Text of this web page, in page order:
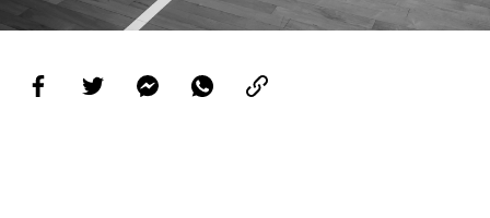
PROJETOS
LIGA BETCLIC MASCULINA